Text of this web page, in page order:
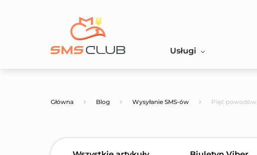
Usługi
Główna Blog Wysyłanie SMS-ów Pięć